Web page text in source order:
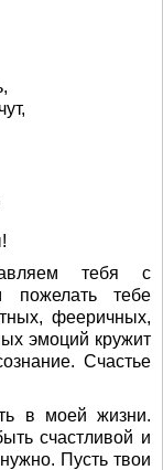
тебя с
пожелать тебе
фееричных,
эмоций кружит
Счастье
в моей жизни.
счастливой и
Пусть твои